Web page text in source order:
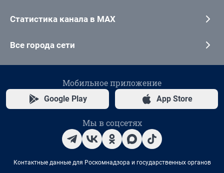
Статистика канала в MAX
Все города сети
Мобильное приложение
Google Play App Store
Мы в соцсетях
Контактные данные для Роскомнадзора и государственных органов